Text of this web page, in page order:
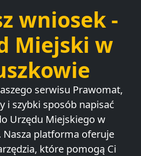
wniosek -
Miejski w
serwisu Prawomat,
i szybki sposób napisać
Urzędu Miejskiego w
Nasza platforma oferuje
które pomogą Ci